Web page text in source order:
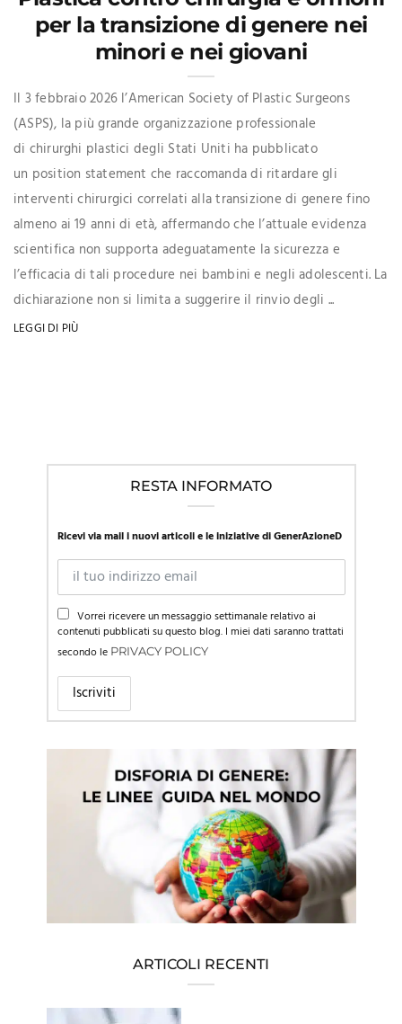
per la transizione di genere nei
minori e nei giovani
Il 3 febbraio 2026 l’American Society of Plastic Surgeons
(ASPS), la più grande organizzazione professionale
di chirurghi plastici degli Stati Uniti ha pubblicato
un position statement che raccomanda di ritardare gli
interventi chirurgici correlati alla transizione di genere fino
almeno ai 19 anni di età, affermando che l’attuale evidenza
scientifica non supporta adeguatamente la sicurezza e
l’efficacia di tali procedure nei bambini e negli adolescenti. La
dichiarazione non si limita a suggerire il rinvio degli ...
LEGGI DI PIÙ
RESTA INFORMATO
Ricevi via mail i nuovi articoli e le iniziative di GenerAzioneD
Vorrei ricevere un messaggio settimanale relativo ai
contenuti pubblicati su questo blog. I miei dati saranno trattati
secondo le PRIVACY POLICY
ARTICOLI RECENTI